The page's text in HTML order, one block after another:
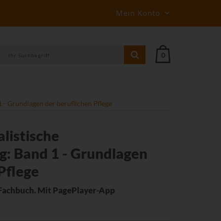
Mein Konto
0
- Grundlagen der beruflichen Pflege
Band 1 - Grundlagen
Mit PagePlayer-App